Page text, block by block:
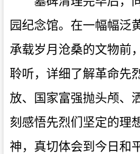
园纪念馆。在一幅幅泛
承载岁月沧桑的文物前
聆听，详细了解革命先
放、国家富强抛头颅、
刻感悟先烈们坚定的理
神，真切体会到今日和